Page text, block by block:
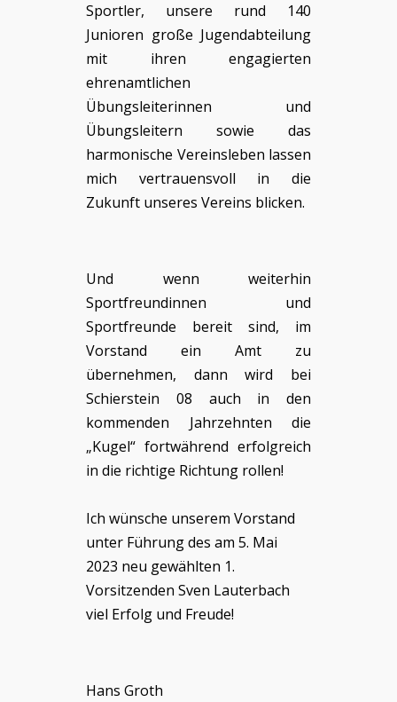
Sportler, unsere rund 140
Junioren große Jugendabteilung
mit ihren engagierten
ehrenamtlichen
Übungsleiterinnen und
Übungsleitern sowie das
harmonische Vereinsleben lassen
mich vertrauensvoll in die
Zukunft unseres Vereins blicken.
Und wenn weiterhin
Sportfreundinnen und
Sportfreunde bereit sind, im
Vorstand ein Amt zu
übernehmen, dann wird bei
Schierstein 08 auch in den
kommenden Jahrzehnten die
„Kugel“ fortwährend erfolgreich
in die richtige Richtung rollen!
Ich wünsche unserem Vorstand
unter Führung des am 5. Mai
2023 neu gewählten 1.
Vorsitzenden Sven Lauterbach
viel Erfolg und Freude!
Hans Groth